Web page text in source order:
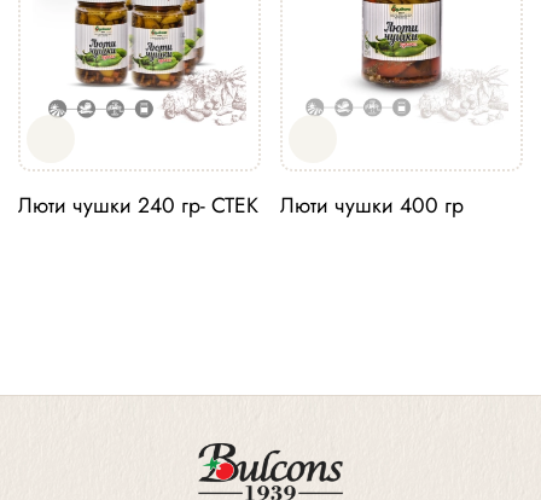
Люти чушки 240 гр- СТЕК Люти чушки 400 гр